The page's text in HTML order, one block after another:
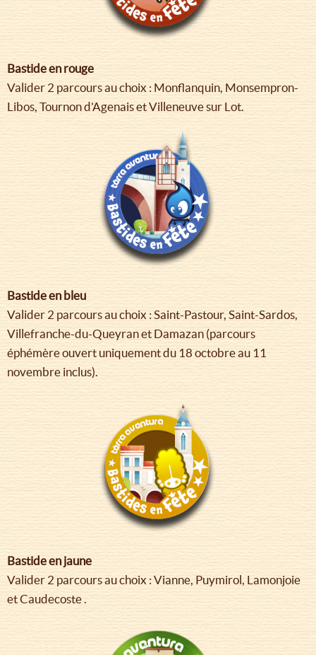
Bastide en rouge
Valider 2 parcours au choix : Monflanquin, Monsempron-
Libos, Tournon d'Agenais et Villeneuve sur Lot.
Bastide en bleu
Valider 2 parcours au choix : Saint-Pastour, Saint-Sardos,
Villefranche-du-Queyran et Damazan (parcours
éphémère ouvert uniquement du 18 octobre au 11
novembre inclus).
Bastide en jaune
Valider 2 parcours au choix : Vianne, Puymirol, Lamonjoie
et Caudecoste .